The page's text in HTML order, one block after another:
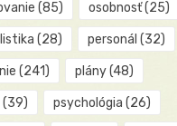
(85) osobnosť(25)
(28) personál (32)
(241) plány(48)
(39) psychológia (26)